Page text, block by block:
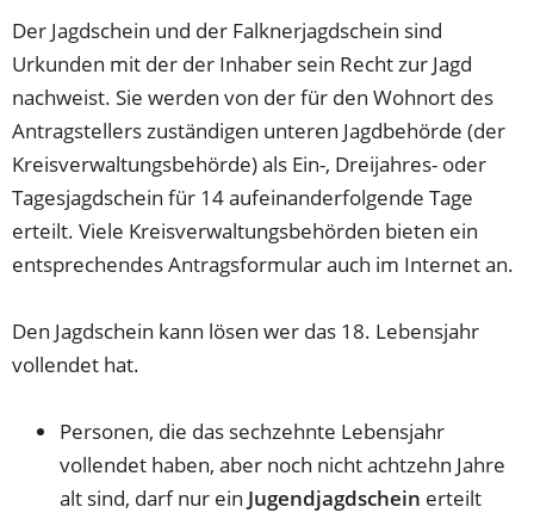
Der Jagdschein und der Falknerjagdschein sind
Urkunden mit der der Inhaber sein Recht zur Jagd
nachweist. Sie werden von der für den Wohnort des
Antragstellers zuständigen unteren Jagdbehörde (der
Kreisverwaltungsbehörde) als Ein-, Dreijahres- oder
Tagesjagdschein für 14 aufeinanderfolgende Tage
erteilt. Viele Kreisverwaltungsbehörden bieten ein
entsprechendes Antragsformular auch im Internet an.
Den Jagdschein kann lösen wer das 18. Lebensjahr
vollendet hat.
Personen, die das sechzehnte Lebensjahr
vollendet haben, aber noch nicht achtzehn Jahre
alt sind, darf nur ein Jugendjagdschein erteilt